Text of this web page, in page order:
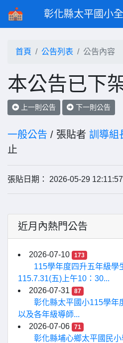
彰化縣太平國小
首頁 公告列表 公告內容
本公告已下
上一則公告 下一則公告
一般公告 / 張貼者 訓導組
止
張貼日期： 2026-05-29
近月內熱門公告
2026-07-10 173
115學年度四升五年級學
115.7.31(五)上午10：30...
2026-07-31
87
彰化縣太平國小115學年
以及各年級導師...
2026-07-06
71
彰化縣埔心鄉太平國民